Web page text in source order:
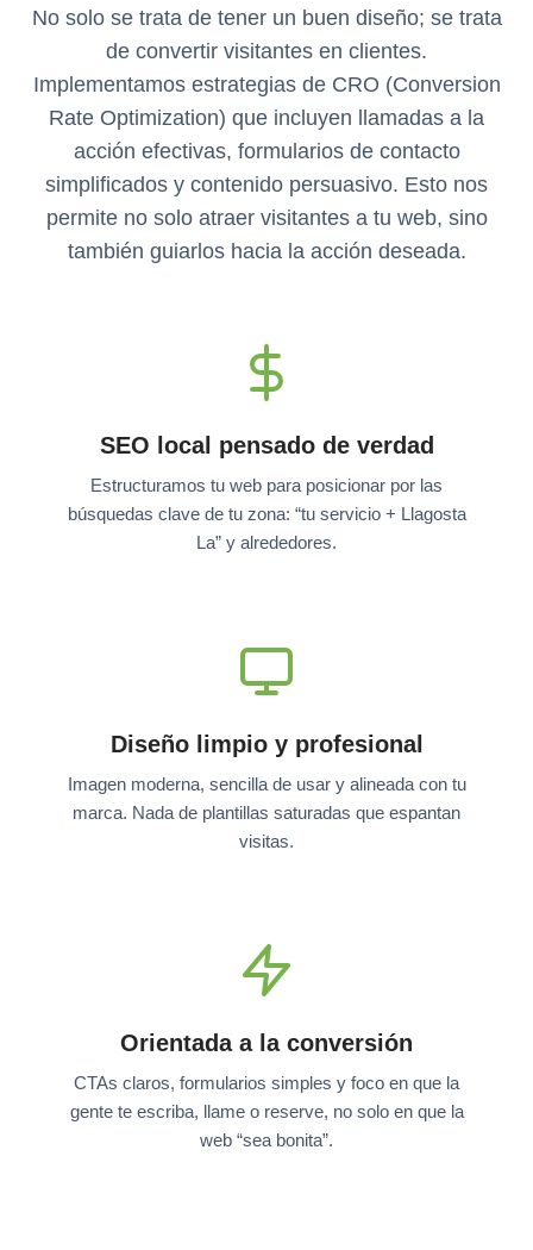
No solo se trata de tener un buen diseño; se trata
de convertir visitantes en clientes.
Implementamos estrategias de CRO (Conversion
Rate Optimization) que incluyen llamadas a la
acción efectivas, formularios de contacto
simplificados y contenido persuasivo. Esto nos
permite no solo atraer visitantes a tu web, sino
también guiarlos hacia la acción deseada.
SEO local pensado de verdad
Estructuramos tu web para posicionar por las
búsquedas clave de tu zona: “tu servicio + Llagosta
La” y alrededores.
Diseño limpio y profesional
Imagen moderna, sencilla de usar y alineada con tu
marca. Nada de plantillas saturadas que espantan
visitas.
Orientada a la conversión
CTAs claros, formularios simples y foco en que la
gente te escriba, llame o reserve, no solo en que la
web “sea bonita”.